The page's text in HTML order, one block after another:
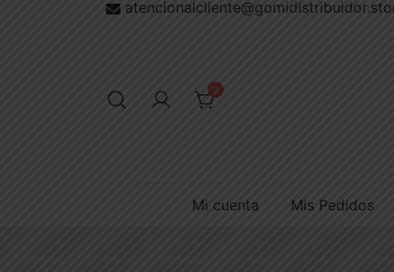
0
Mi cuenta Mis Pedidos